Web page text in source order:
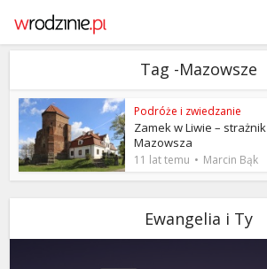
Tag -Mazowsze
Podróże i zwiedzanie
Zamek w Liwie – strażnik
Mazowsza
11 lat temu Marcin Bąk
Ewangelia i Ty